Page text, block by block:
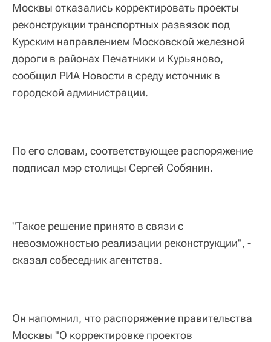
Москвы отказались корректировать проекты
реконструкции транспортных развязок под
Курским направлением Московской железной
дороги в районах Печатники и Курьяново,
сообщил РИА Новости в среду источник в
городской администрации.
По его словам, соответствующее распоряжение
подписал мэр столицы Сергей Собянин.
"Такое решение принято в связи с
невозможностью реализации реконструкции", -
сказал собеседник агентства.
Он напомнил, что распоряжение правительства
Москвы "О корректировке проектов